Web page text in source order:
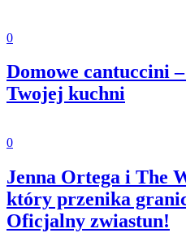
0
Domowe cantuccini
Twojej kuchni
0
Jenna Ortega i The
który przenika
Oficjalny zwiastun!